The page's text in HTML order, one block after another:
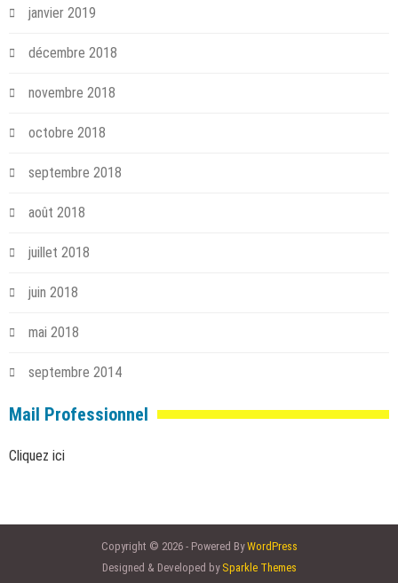
janvier 2019
décembre 2018
novembre 2018
octobre 2018
septembre 2018
août 2018
juillet 2018
juin 2018
mai 2018
septembre 2014
Mail Professionnel
Cliquez ici
Copyright © 2026 - Powered ByWordPress
Designed & Developed by Sparkle Themes